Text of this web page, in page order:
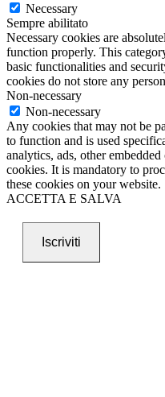
Necessary
Sempre abilitato
Necessary cookies are
function properly. This
basic functionalities and
cookies do not store any
Non-necessary
Non-necessary
Any cookies that may not be
to function and is used
analytics, ads, other
cookies. It is mandatory to
these cookies on your website.
ACCETTA E SALVA
Iscriviti